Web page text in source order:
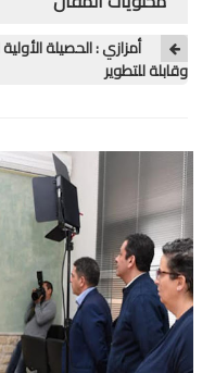
أمزازي : الحصيلة
وقابلة للتطوير